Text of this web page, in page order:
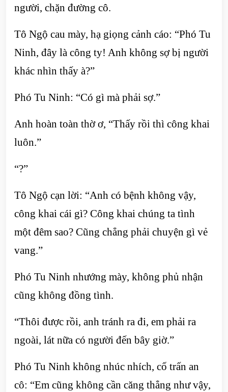
người, chặn đường cô.
Tô Ngộ cau mày, hạ giọng cảnh cáo: “Phó Tu
Ninh, đây là công ty! Anh không sợ bị người
khác nhìn thấy à?”
Phó Tu Ninh: “Có gì mà phải sợ.”
Anh hoàn toàn thờ ơ, “Thấy rồi thì công khai
luôn.”
“?”
Tô Ngộ cạn lời: “Anh có bệnh không vậy,
công khai cái gì? Công khai chúng ta tình
một đêm sao? Cũng chẳng phải chuyện gì vẻ
vang.”
Phó Tu Ninh nhướng mày, không phủ nhận
cũng không đồng tình.
“Thôi được rồi, anh tránh ra đi, em phải ra
ngoài, lát nữa có người đến bây giờ.”
Phó Tu Ninh không nhúc nhích, cố trấn an
cô: “Em cũng không cần căng thẳng như vậy,